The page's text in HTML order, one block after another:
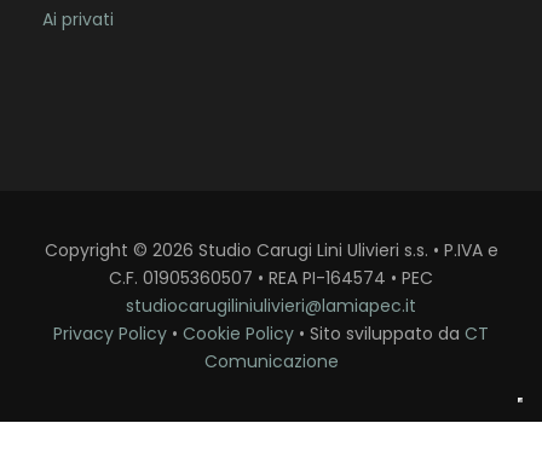
Ai privati
Copyright © 2026 Studio Carugi Lini Ulivieri s.s. • P.IVA e
C.F. 01905360507 • REA PI-164574 • PEC
studiocarugiliniulivieri@lamiapec.it
Privacy Policy • Cookie Policy • Sito sviluppato da CT
Comunicazione